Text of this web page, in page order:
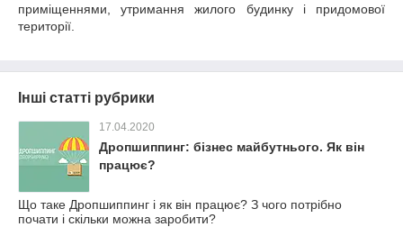
приміщеннями, утримання жилого будинку і придомової
території.
Інші статті рубрики
17.04.2020
Дропшиппинг: бізнес майбутнього. Як він
працює?
Що таке Дропшиппинг і як він працює? З чого потрібно
почати і скільки можна заробити?